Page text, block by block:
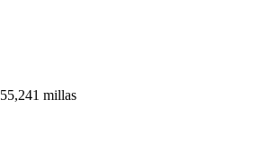
55,241 millas